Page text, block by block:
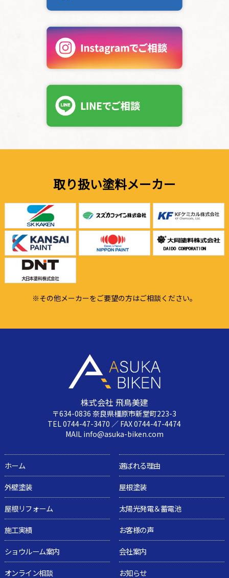
取り扱い塗料メーカー
※その他メーカーをご要望の方はご相談ください。
株式会社 飛鳥美建
〒634-0836 奈良県橿原市新堂町223-3
TEL 0744-47-3470 ／ FAX 0744-47-4474
MAIL info@asuka-biken.com
ホーム
選ばれる理由
外壁塗装
屋根塗装
屋根リフォーム
太陽光発電＆蓄電池
施工実績
お客様の声
ショウルーム案内
会社案内
オンライン相談
お知らせ